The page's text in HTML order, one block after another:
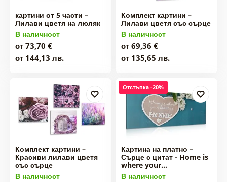
картини от 5 части –
Лилави цветя на люляк
В наличност
от 73,70 €
от 144,13 лв.
Комплект картини –
Лилави цветя със сърце
В наличност
от 69,36 €
от 135,65 лв.
Комплект картини –
Красиви лилави цветя
със сърце
В наличност
Отстъпка -20%
Картина на платно –
Сърце с цитат - Home is
where your…
В наличност